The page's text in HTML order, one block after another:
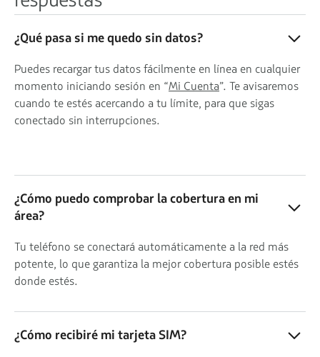
¿Qué pasa si me quedo sin datos?
Puedes recargar tus datos fácilmente en línea en cualquier
momento iniciando sesión en “Mi Cuenta”. Te avisaremos
cuando te estés acercando a tu límite, para que sigas
conectado sin interrupciones.
¿Cómo puedo comprobar la cobertura en mi
área?
Tu teléfono se conectará automáticamente a la red más
potente, lo que garantiza la mejor cobertura posible estés
donde estés.
¿Cómo recibiré mi tarjeta SIM?